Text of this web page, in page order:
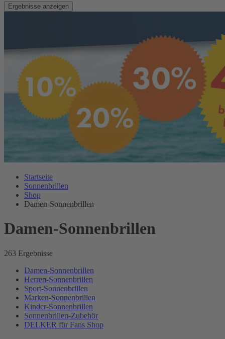
Ergebnisse anzeigen
Startseite
Sonnenbrillen
Shop
Damen-Sonnenbrillen
Damen-Sonnenbrillen
263 Ergebnisse
Damen-Sonnenbrillen
Herren-Sonnenbrillen
Sport-Sonnenbrillen
Marken-Sonnenbrillen
Kinder-Sonnenbrillen
Sonnenbrillen-Zubehör
DELKER für Fans Shop